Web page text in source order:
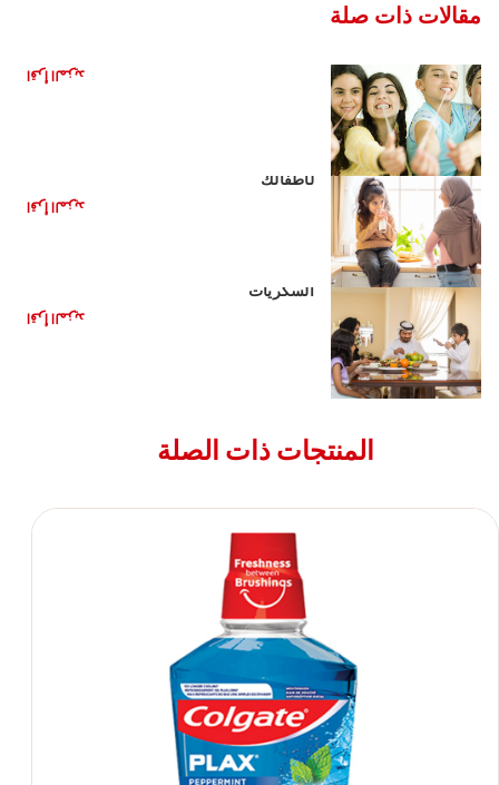
مقالات ذات صلة
اقرأ المزيد
لأطفالك
اقرأ المزيد
السكريات
اقرأ المزيد
المنتجات ذات الصلة